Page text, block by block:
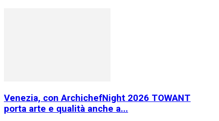
Venezia, con ArchichefNight 2026 TOWANT
porta arte e qualità anche a...